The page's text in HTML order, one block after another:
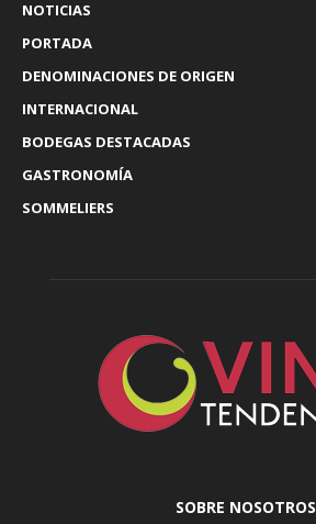
NOTICIAS
PORTADA
DENOMINACIONES DE ORIGEN
INTERNACIONAL
BODEGAS DESTACADAS
GASTRONOMÍA
SOMMELIERS
SOBRE NOSOTROS